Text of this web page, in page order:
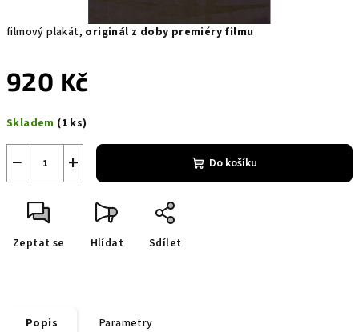
filmový plakát, originál z doby premiéry filmu
920 Kč
cena:
Skladem (1 ks)
+
− Do košíku
Zeptat se Hlídat Sdílet
Popis Parametry